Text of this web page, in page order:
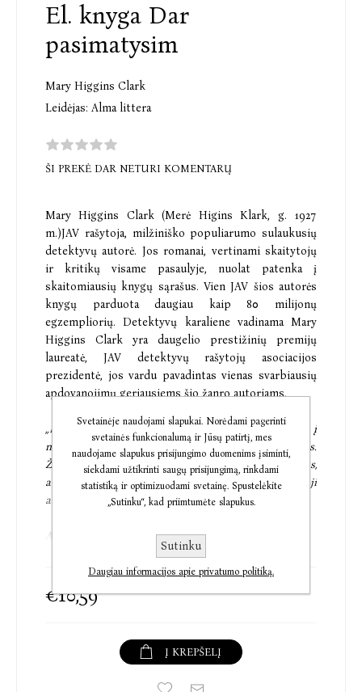
El. knyga Dar
pasimatysim
Mary Higgins Clark
Leidėjas: Alma littera
ŠI PREKĖ DAR NETURI KOMENTARŲ
Mary Higgins Clark (Merė Higins Klark, g. 1927
m.)JAV rašytoja, milžiniško populiarumo sulaukusių
detektyvų autorė. Jos romanai, vertinami skaitytojų
ir kritikų visame pasaulyje, nuolat patenka į
skaitomiausių knygų sąrašus. Vien JAV šios autorės
knygų parduota daugiau kaip 80 milijonų
egzempliorių. Detektyvų karaliene vadinama Mary
Higgins Clark yra daugelio prestižinių premijų
laureatė, JAV detektyvų rašytojų asociacijos
prezidentė, jos vardu pavadintas vienas svarbiausių
apdovanojimų geriausiems šio žanro autoriams.
„Megan pažiūrėjo slaugytojai per petį ir įsistebeilijo į
nematančias mėlynas negyvos jaunos moters akis.
Žvelgdama į tas akis, plačią kaktą, lenktus antakius,
aukštus skruostikaulius, tiesią nosį ir putlias lūpas ji
aiktelėjo.
Atrodė, tartum žiūrėtų į veidrodį.
Ji žvelgė į savo pačios veidą.“
dieną leidžia Niujorko ligoninėje, drauge su būriu
žurnalistų laukdama naujienų apie Centriniame parke
€10,59
Į KREPŠELĮ
Svetainėje naudojami slapukai. Norėdami pagerinti
svetainės funkcionalumą ir Jūsų patirtį, mes
naudojame slapukus prisijungimo duomenims įsiminti,
siekdami užtikrinti saugų prisijungimą, rinkdami
statistiką ir optimizuodami svetainę. Spustelėkite
„Sutinku“, kad priimtumėte slapukus.
Sutinku
Daugiau informacijos apie privatumo politiką.